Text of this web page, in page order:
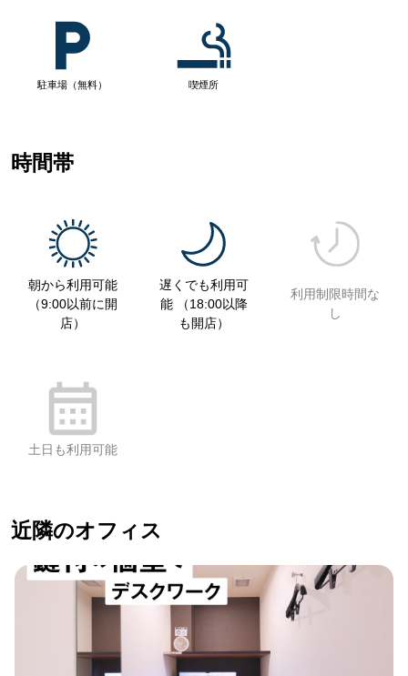
駐車場（無料） 喫煙所
時間帯
朝から利用可能
（9:00以前に開
店）
遅くでも利用可
能 （18:00以降
も開店）
利用制限時間な
し
土日も利用可能
近隣のオフィス